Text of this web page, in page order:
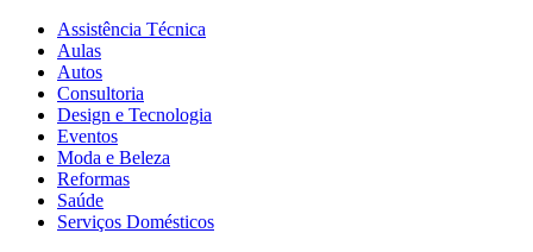
Assistência Técnica
Aulas
Autos
Consultoria
Design e Tecnologia
Eventos
Moda e Beleza
Reformas
Saúde
Serviços Domésticos